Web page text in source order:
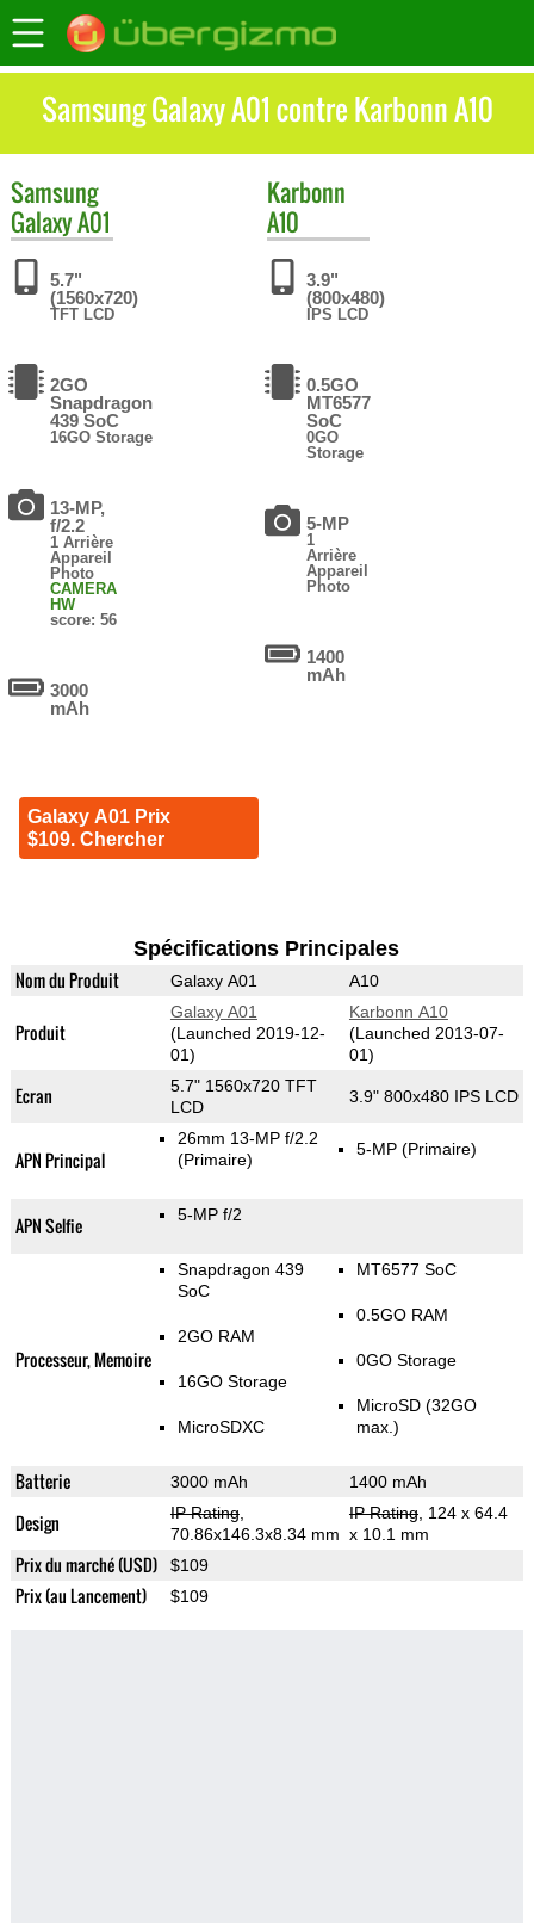
Samsung Galaxy A01 contre Karbonn A10
Samsung
Galaxy A01
5.7"
(1560x720)
TFT LCD
2GO
Snapdragon
439 SoC
16GO Storage
13-MP,
f/2.2
1 Arrière
Appareil
Photo
CAMERA
HW
score: 56
3000
mAh
Galaxy A01 Prix
$109. Chercher
Karbonn
A10
3.9"
(800x480)
IPS LCD
0.5GO
MT6577
SoC
0GO
Storage
5-MP
1
Arrière
Appareil
Photo
1400
mAh
Spécifications Principales
Nom du Produit Galaxy A01 A10
Produit
Galaxy A01
(Launched 2019-12-
01)
Karbonn A10
(Launched 2013-07-
01)
Ecran
5.7" 1560x720 TFT
LCD
3.9" 800x480 IPS LCD
APN Principal
26mm 13-MP f/2.2
(Primaire)
5-MP (Primaire)
APN Selfie 5-MP f/2
Processeur, Memoire
Snapdragon 439
SoC
2GO RAM
16GO Storage
MicroSDXC
MT6577 SoC
0.5GO RAM
0GO Storage
MicroSD (32GO
max.)
Batterie 3000 mAh 1400 mAh
Design IP Rating,
70.86x146.3x8.34 mm
IP Rating, 124 x 64.4
x 10.1 mm
Prix du marché (USD) $109
Prix (au Lancement) $109